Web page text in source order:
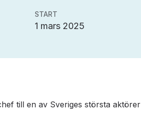
START
1 mars 2025
till en av Sveriges största aktörer